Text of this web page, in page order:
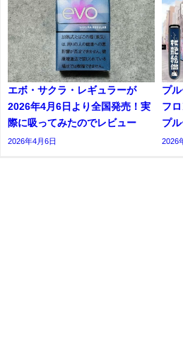
エボ・サクラ・レギュラーが
2026年4月6日より全国発売！実
際に吸ってみたのでレビュー
2026年4月6日
プ
フ
プ
2026